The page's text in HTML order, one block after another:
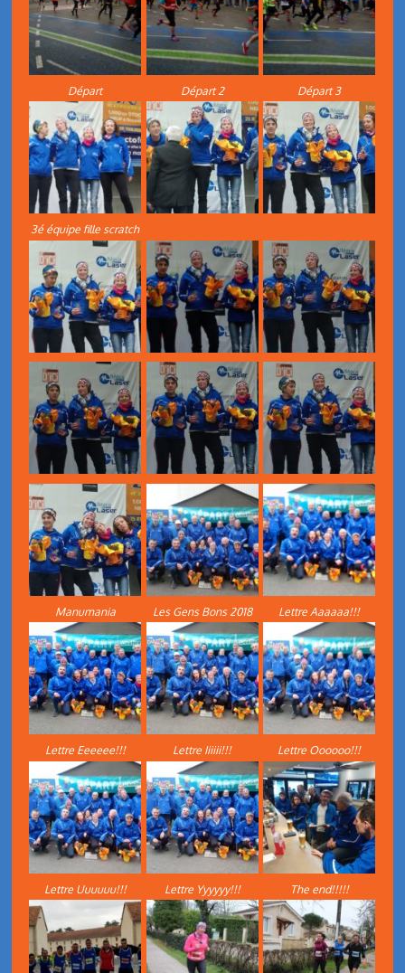
Départ Départ 2 Départ 3
3é équipe fille scratch
Manumania Les Gens Bons 2018 Lettre Aaaaaa!!!
Lettre Eeeeee!!! Lettre Iiiiii!!! Lettre Oooooo!!!
Lettre Uuuuuu!!! Lettre Yyyyyy!!! The end!!!!!